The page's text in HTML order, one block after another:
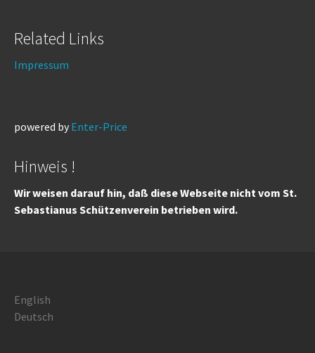
Related Links
Impressum
powered by Enter-Price
Hinweis !
Wir weisen darauf hin, daß diese Webseite nicht vom St.
Sebastianus Schützenverein betrieben wird.
English
Deutsch